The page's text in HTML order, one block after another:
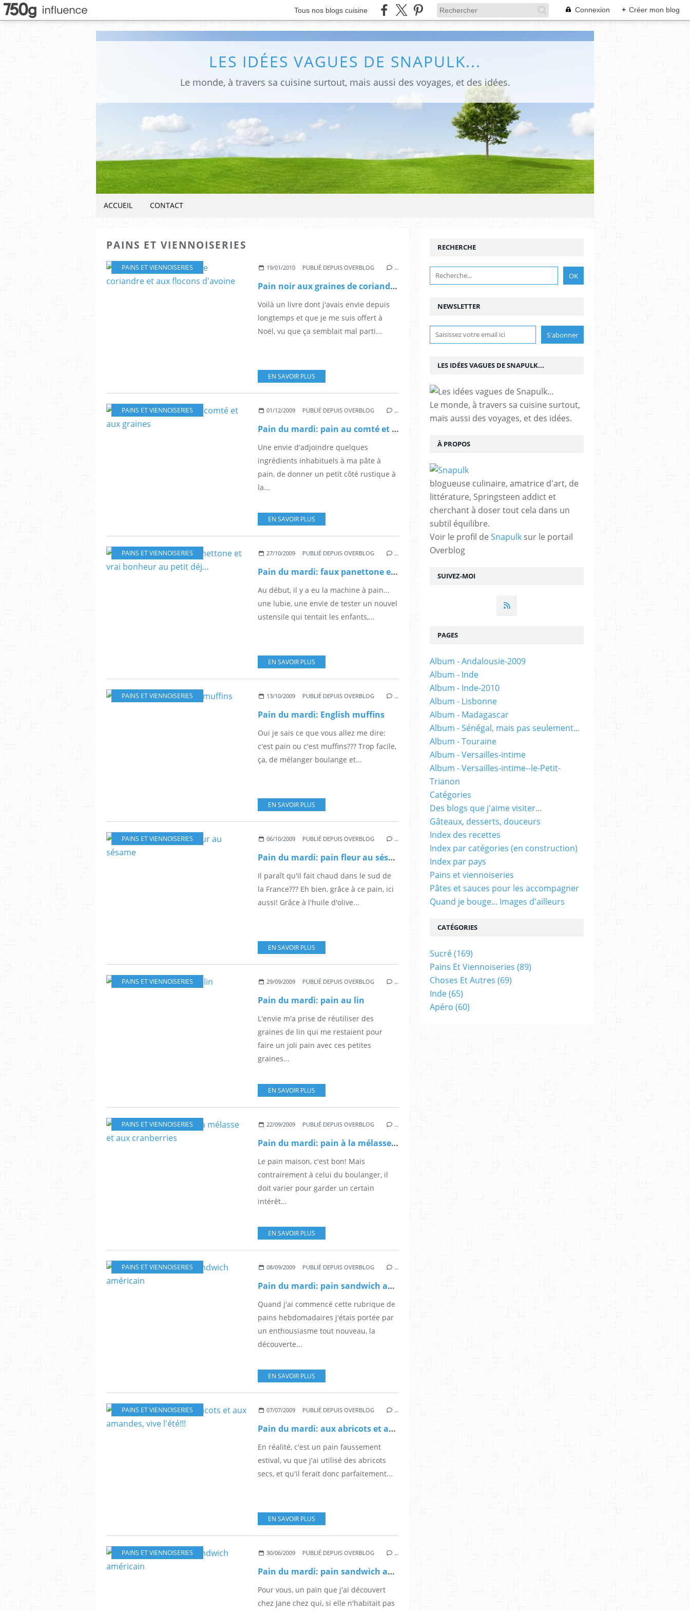
Tous nos blogs cuisine Connexion + Créer mon blog
LES IDÉES VAGUES DE SNAPULK...
Le monde, à travers sa cuisine surtout, mais aussi des voyages, et des idées.
ACCUEIL CONTACT
PAINS ET VIENNOISERIES
PAINS ET VIENNOISERIES 19/01/2010 PUBLIÉ DEPUIS OVERBLOG …
Pain noir aux graines de coriandre et aux flocons d'avoine
Voilà un livre dont j'avais envie depuis
longtemps et que je me suis offert à
Noël, vu que ça semblait mal parti...
EN SAVOIR PLUS
PAINS ET VIENNOISERIES 01/12/2009 PUBLIÉ DEPUIS OVERBLOG …
Pain du mardi: pain au comté et aux graines
Une envie d'adjoindre quelques
ingrédients inhabituels à ma pâte à
pain, de donner un petit côté rustique à
la...
EN SAVOIR PLUS
PAINS ET VIENNOISERIES 27/10/2009 PUBLIÉ DEPUIS OVERBLOG …
Pain du mardi: faux panettone et vrai bonheur au petit déj...
Au début, il y a eu la machine à pain...
une lubie, une envie de tester un nouvel
ustensile qui tentait les enfants,...
EN SAVOIR PLUS
PAINS ET VIENNOISERIES 13/10/2009 PUBLIÉ DEPUIS OVERBLOG …
Pain du mardi: English muffins
Oui je sais ce que vous allez me dire:
c'est pain ou c'est muffins??? Trop facile,
ça, de mélanger boulange et...
EN SAVOIR PLUS
PAINS ET VIENNOISERIES 06/10/2009 PUBLIÉ DEPUIS OVERBLOG …
Pain du mardi: pain fleur au sésame
Il paraît qu'il fait chaud dans le sud de
la France??? Eh bien, grâce à ce pain, ici
aussi! Grâce à l'huile d'olive...
EN SAVOIR PLUS
PAINS ET VIENNOISERIES 29/09/2009 PUBLIÉ DEPUIS OVERBLOG …
Pain du mardi: pain au lin
L'envie m'a prise de réutiliser des
graines de lin qui me restaient pour
faire un joli pain avec ces petites
graines...
EN SAVOIR PLUS
PAINS ET VIENNOISERIES 22/09/2009 PUBLIÉ DEPUIS OVERBLOG …
Pain du mardi: pain à la mélasse et aux cranberries
Le pain maison, c'est bon! Mais
contrairement à celui du boulanger, il
doit varier pour garder un certain
intérêt...
EN SAVOIR PLUS
PAINS ET VIENNOISERIES 08/09/2009 PUBLIÉ DEPUIS OVERBLOG …
Pain du mardi: pain sandwich américain
Quand j'ai commencé cette rubrique de
pains hebdomadaires j'étais portée par
un enthousiasme tout nouveau, la
découverte...
EN SAVOIR PLUS
PAINS ET VIENNOISERIES 07/07/2009 PUBLIÉ DEPUIS OVERBLOG …
Pain du mardi: aux abricots et aux amandes, vive l'été!!!
En réalité, c'est un pain faussement
estival, vu que j'ai utilisé des abricots
secs, et qu'il ferait donc parfaitement...
EN SAVOIR PLUS
PAINS ET VIENNOISERIES 30/06/2009 PUBLIÉ DEPUIS OVERBLOG …
Pain du mardi: pain sandwich américain
Pour vous, un pain que j'ai découvert
chez Jane chez qui, si elle n'habitait pas
NEWSLETTER
SUIVEZ-MOI
RECHERCHE
LES IDÉES VAGUES DE SNAPULK...
Le monde, à travers sa cuisine surtout,
mais aussi des voyages, et des idées.
À PROPOS
blogueuse culinaire, amatrice d'art, de
littérature, Springsteen addict et
cherchant à doser tout cela dans un
subtil équilibre.
Voir le profil de Snapulk sur le portail
Overblog
PAGES
Album - Andalousie-2009
Album - Inde
Album - Inde-2010
Album - Lisbonne
Album - Madagascar
Album - Sénégal, mais pas seulement...
Album - Touraine
Album - Versailles-intime
Album - Versailles-intime--le-Petit-
Trianon
Catégories
Des blogs que j'aime visiter...
Gâteaux, desserts, douceurs
Index des recettes
Index par catégories (en construction)
Index par pays
Pains et viennoiseries
Pâtes et sauces pour les accompagner
Quand je bouge... Images d'ailleurs
CATÉGORIES
Sucré(169)
Pains Et Viennoiseries (89)
Choses Et Autres (69)
Inde(65)
Apéro (60)